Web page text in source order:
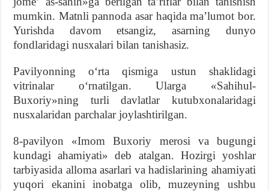
mumkin. Matnli pannoda asar haqida maʼlumot bor.
Yurishda davom etsangiz, asarning dunyo
fondlaridagi nusxalari bilan tanishasiz.
Pavilyonning oʻrta qismiga ustun shaklidagi
vitrinalar oʻrnatilgan. Ularga «Sahihul-
Buxoriy»ning turli davlatlar kutubxonalaridagi
nusxalaridan parchalar joylashtirilgan.
8-pavilyon «Imom Buxoriy merosi va bugungi
kundagi ahamiyati» deb atalgan. Hozirgi yoshlar
tarbiyasida alloma asarlari va hadislarining ahamiyati
yuqori ekanini inobatga olib, muzeyning ushbu